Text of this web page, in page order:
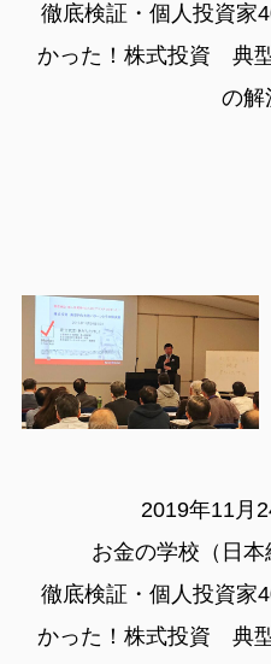
徹底検証・個人投資家
かった！株式投資 典
の解
2019年11月
お金の学校（日本
徹底検証・個人投資家
かった！株式投資 典